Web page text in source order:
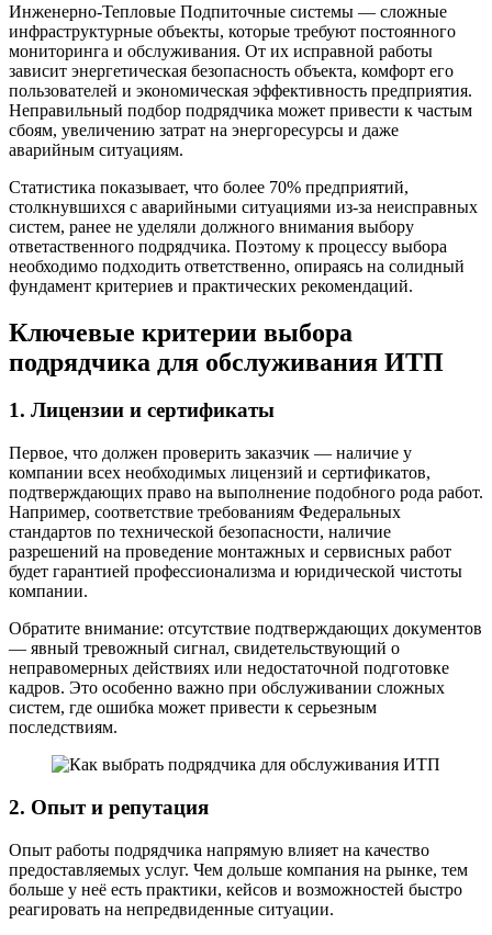
Инженерно-Тепловые Подпиточные системы — сложные
инфраструктурные объекты, которые требуют постоянного
мониторинга и обслуживания. От их исправной работы
зависит энергетическая безопасность объекта, комфорт его
пользователей и экономическая эффективность предприятия.
Неправильный подбор подрядчика может привести к частым
сбоям, увеличению затрат на энергоресурсы и даже
аварийным ситуациям.
Статистика показывает, что более 70% предприятий,
столкнувшихся с аварийными ситуациями из-за неисправных
систем, ранее не уделяли должного внимания выбору
ответаственного подрядчика. Поэтому к процессу выбора
необходимо подходить ответственно, опираясь на солидный
фундамент критериев и практических рекомендаций.
Ключевые критерии выбора
подрядчика для обслуживания ИТП
1. Лицензии и сертификаты
Первое, что должен проверить заказчик — наличие у
компании всех необходимых лицензий и сертификатов,
подтверждающих право на выполнение подобного рода работ.
Например, соответствие требованиям Федеральных
стандартов по технической безопасности, наличие
разрешений на проведение монтажных и сервисных работ
будет гарантией профессионализма и юридической чистоты
компании.
Обратите внимание: отсутствие подтверждающих документов
— явный тревожный сигнал, свидетельствующий о
неправомерных действиях или недостаточной подготовке
кадров. Это особенно важно при обслуживании сложных
систем, где ошибка может привести к серьезным
последствиям.
2. Опыт и репутация
Опыт работы подрядчика напрямую влияет на качество
предоставляемых услуг. Чем дольше компания на рынке, тем
больше у неё есть практики, кейсов и возможностей быстро
реагировать на непредвиденные ситуации.